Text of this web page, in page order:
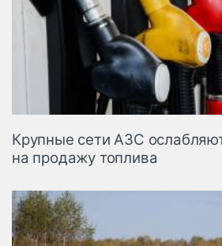
Крупные сети АЗС
на продажу топлива